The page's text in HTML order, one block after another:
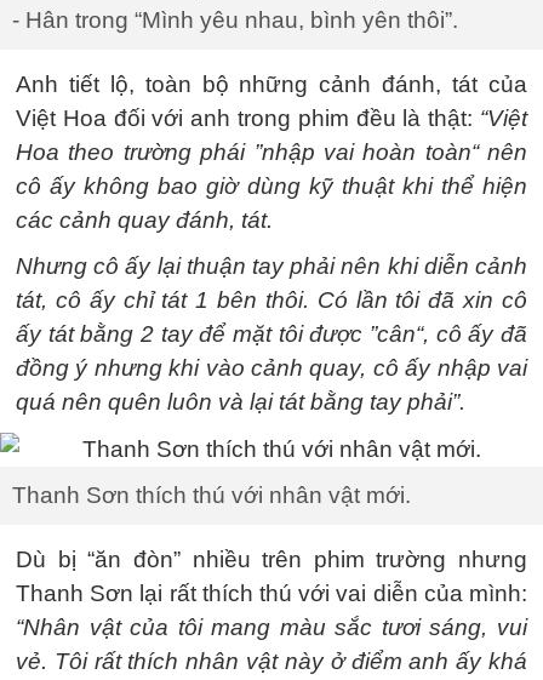
- Hân trong “Mình yêu nhau, bình yên thôi”.
Anh tiết lộ, toàn bộ những cảnh đánh, tát của
Việt Hoa đối với anh trong phim đều là thật: “Việt
Hoa theo trường phái ”nhập vai hoàn toàn“ nên
cô ấy không bao giờ dùng kỹ thuật khi thể hiện
các cảnh quay đánh, tát.
Nhưng cô ấy lại thuận tay phải nên khi diễn cảnh
tát, cô ấy chỉ tát 1 bên thôi. Có lần tôi đã xin cô
ấy tát bằng 2 tay để mặt tôi được ”cân“, cô ấy đã
đồng ý nhưng khi vào cảnh quay, cô ấy nhập vai
quá nên quên luôn và lại tát bằng tay phải”.
Thanh Sơn thích thú với nhân vật mới.
Dù bị “ăn đòn” nhiều trên phim trường nhưng
Thanh Sơn lại rất thích thú với vai diễn của mình:
“Nhân vật của tôi mang màu sắc tươi sáng, vui
vẻ. Tôi rất thích nhân vật này ở điểm anh ấy khá